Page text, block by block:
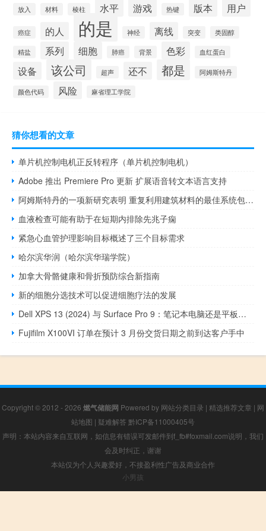
放入 材料 棱柱 水平 游戏 热键 版本 用户
癌症 的人 的是 神经 离线 突变 类固醇
精盐 系列 细胞 肺癌 背景 色彩 血红蛋白
设备 该公司 超声 还不 都是 阿姆斯特丹
颜色代码 风险 麻省理工学院
猜你想看的文章
单片机控制电机正反转程序（单片机控制电机）
Adobe 推出 Premiere Pro 更新 扩展语音转文本语言支持
阿姆斯特丹的一项新研究表明 重复利用建筑材料的最佳系统包括本地存储
血液检查可能有助于在短期内排除先兆子痫
紧急心血管护理影响目标概述了三个目标需求
哈尔滨华润（哈尔滨华瑞学院）
加拿大骨骼健康和骨折预防综合新指南
新的细胞分选技术可以促进细胞疗法的发展
Dell XPS 13 (2024) 与 Surface Pro 9：笔记本电脑还是平板电脑
Fujifilm X100VI 订单在预计 3 月份交货日期之前到达客户手中
Copyright © 2012 - 2026 燃气储能网 Powered by 网站分类目录 | 精选推荐文章 | 网
站地图 | 疑难解答 黔ICP备11000405号
声明：本站内容来自互联网，如信息有错误可发邮件到f_fb#foxmail.com说明，我们
会及时纠正，谢谢
本站仅为个人兴趣爱好，不接盈利性广告及商业合作
小男孩